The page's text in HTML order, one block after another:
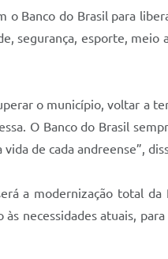
Banco do Brasil para
segurança, esporte,
o município, voltar a
O Banco do Brasil
de cada andreense”,
a modernização total da
necessidades atuais,